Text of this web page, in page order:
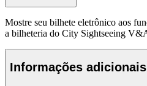
Mostre seu bilhete eletrônico aos
a bilheteria do City Sightseeing
Informações adicionais